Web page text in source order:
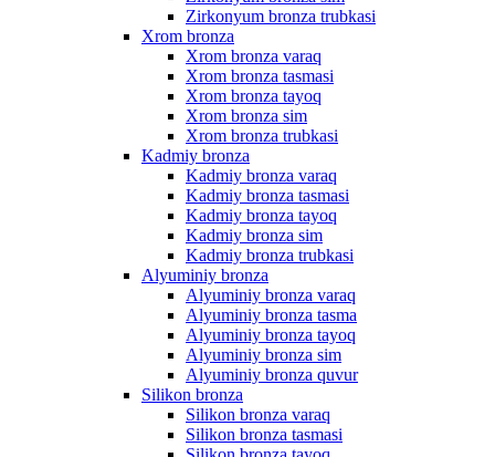
Zirkonyum bronza trubkasi
Xrom bronza
Xrom bronza varaq
Xrom bronza tasmasi
Xrom bronza tayoq
Xrom bronza sim
Xrom bronza trubkasi
Kadmiy bronza
Kadmiy bronza varaq
Kadmiy bronza tasmasi
Kadmiy bronza tayoq
Kadmiy bronza sim
Kadmiy bronza trubkasi
Alyuminiy bronza
Alyuminiy bronza varaq
Alyuminiy bronza tasma
Alyuminiy bronza tayoq
Alyuminiy bronza sim
Alyuminiy bronza quvur
Silikon bronza
Silikon bronza varaq
Silikon bronza tasmasi